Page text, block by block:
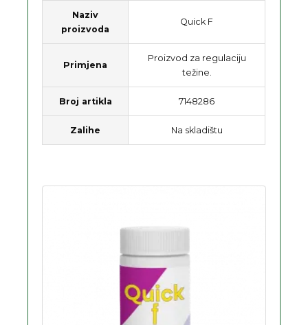
Naziv
proizvoda
Quick F
Primjena
Proizvod za regulaciju
težine.
Broj artikla 7148286
Zalihe Na skladištu